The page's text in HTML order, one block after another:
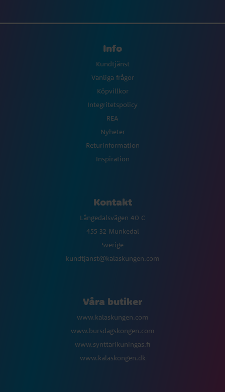
Info
Kundtjänst
Vanliga frågor
Köpvillkor
Integritetspolicy
REA
Nyheter
Returinformation
Inspiration
Kontakt
Långedalsvägen 40 C
455 32 Munkedal
Sverige
kundtjanst@kalaskungen.com
Våra butiker
www.kalaskungen.com
www.bursdagskongen.com
www.synttarikuningas.fi
www.kalaskongen.dk